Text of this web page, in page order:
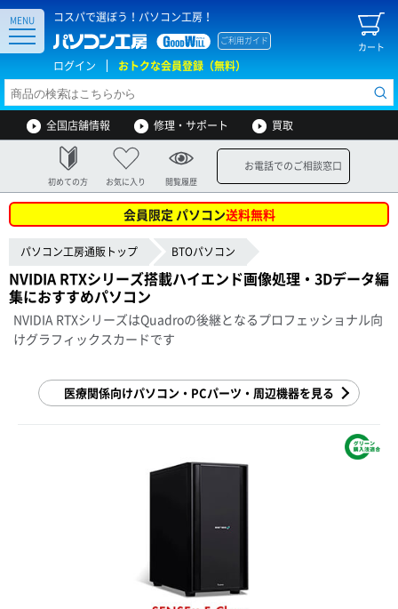
コスパで選ぼう！パソコン工房！
カート
ご利用ガイド
ログイン おトクな会員登録（無料）
MENU
全国店舗情報 修理・サポート 買取
初めての方 お気に入り 閲覧履歴
お電話でのご相談窓口
会員限定 パソコン送料無料
パソコン工房通販トップ BTOパソコン
NVIDIA RTXシリーズ搭載ハイエンド画像処理・3Dデータ編
集におすすめパソコン
NVIDIA RTXシリーズはQuadroの後継となるプロフェッショナル向
けグラフィックスカードです
医療関係向けパソコン・PCパーツ・周辺機器を見る